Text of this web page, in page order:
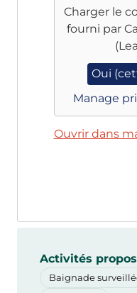
Charger le
fourni par
Oui
Manage
Ouvrir dans
Activités
Baignade